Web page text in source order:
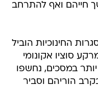
חייהם ואף להתרחב
החינוכיות הוביל
סוציו אקונומי
במסכים, נחשפו
הוריהם וסביר